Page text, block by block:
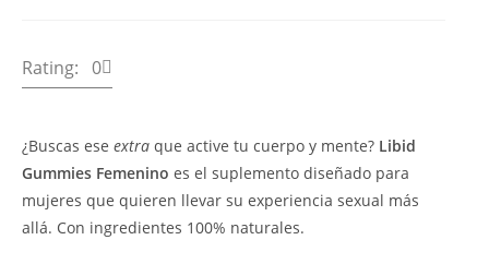
Rating: 0
¿Buscas ese extra que active tu cuerpo y mente? Libid
Gummies Femenino es el suplemento diseñado para
mujeres que quieren llevar su experiencia sexual más
allá. Con ingredientes 100% naturales.